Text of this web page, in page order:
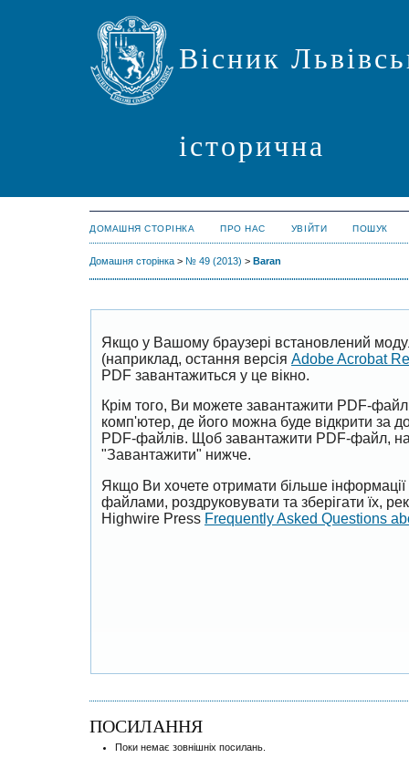
Вісник
історична
ДОМАШНЯ СТОРІНКА ПРО НАС УВІЙТИ ПОШУК
Домашня сторінка > № 49 (2013) > Baran
Якщо у Вашому браузері встановлений
(наприклад, остання версія Adobe Acrobat
PDF завантажиться у це вікно.
Крім того, Ви можете завантажити PDF-
комп'ютер, де його можна буде відкрити за
PDF-файлів. Щоб завантажити PDF-файл,
"Завантажити" нижче.
Якщо Ви хочете отримати більше
файлами, роздруковувати та зберігати їх,
Highwire Press Frequently Asked Questions
ПОСИЛАННЯ
Поки немає зовнішніх посилань.